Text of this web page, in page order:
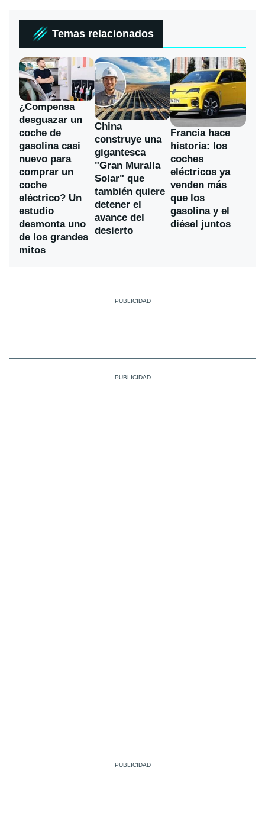
Temas relacionados
¿Compensa
desguazar un
coche de
gasolina casi
nuevo para
comprar un
coche
eléctrico? Un
estudio
desmonta uno
de los grandes
mitos
China
construye una
gigantesca
"Gran Muralla
Solar" que
también quiere
detener el
avance del
desierto
Francia hace
historia: los
coches
eléctricos ya
venden más
que los
gasolina y el
diésel juntos